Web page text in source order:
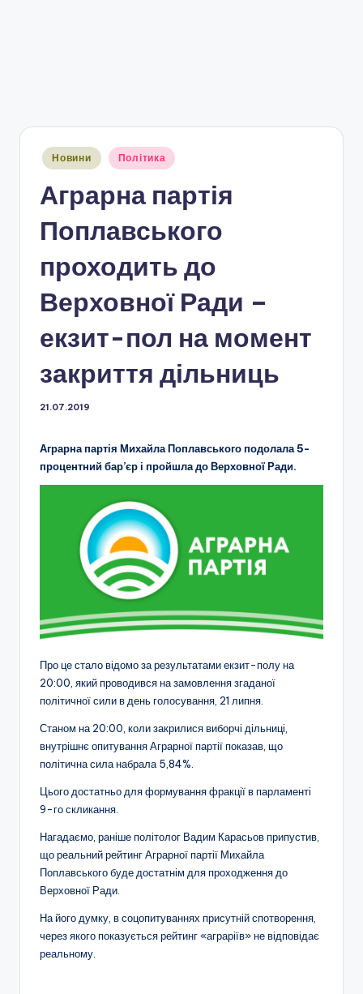
Опубліковано
Новини Політика
Аграрна партія
Поплавського
проходить до
Верховної Ради –
екзит-пол на момент
закриття дільниць
21.07.2019
Аграрна партія Михайла Поплавського подолала 5-
процентний бар’єр і пройшла до Верховної Ради.
Про це стало відомо за результатами екзит-полу на
20:00, який проводився на замовлення згаданої
політичної сили в день голосування, 21 липня.
Станом на 20:00, коли закрилися виборчі дільниці,
внутрішнє опитування Аграрної партії показав, що
політична сила набрала 5,84%.
Цього достатньо для формування фракції в парламенті
9-го скликання.
Нагадаємо, раніше політолог Вадим Карасьов припустив,
що реальний рейтинг Аграрної партії Михайла
Поплавського буде достатнім для проходження до
Верховної Ради.
На його думку, в соцопитуваннях присутній спотворення,
через якого показується рейтинг «аграріїв» не відповідає
реальному.